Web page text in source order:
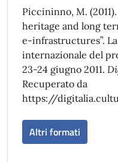
Piccininno, M.
heritage and long
e-infrastructures”.
internazionale del
23-24 giugno 2011.
Recuperato da
https://
Altri formati